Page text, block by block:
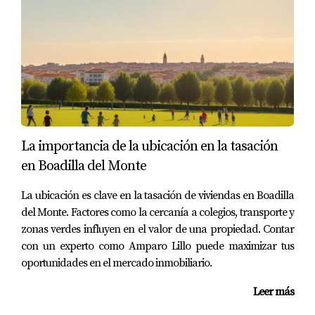
divorcio es profundamente personal y depende de
múltiples factores. Es esencial evaluar tanto las
implicaciones emocionales como las financieras para
tomar la mejor decisión posible. Si te encuentras en esta
profesional para guiarte en el proceso. Recuerda que
cada caso es único; lo importante es encontrar lo que
mejor funcione para ti. No olvides descargar nuestra
guía gratuita para propietarios que están pasando por
un divorcio; te ayudará a tomar decisiones informadas
sobre la venta de tu vivienda. ¡Toma el control de tu
futuro hoy!
La importancia de la ubicación en la tasación
en Boadilla del Monte
La ubicación es clave en la tasación de viviendas en Boadilla
del Monte. Factores como la cercanía a colegios, transporte y
zonas verdes influyen en el valor de una propiedad. Contar
con un experto como Amparo Lillo puede maximizar tus
oportunidades en el mercado inmobiliario.
Leer más